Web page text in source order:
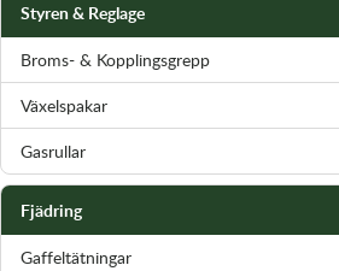
Styren & Reglage
Broms- & Kopplingsgrepp
Växelspakar
Gasrullar
Fjädring
Gaffeltätningar